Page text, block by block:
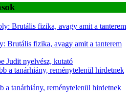
Brutális fizika, avagy amit a tanterem
Brutális fizika, avagy amit a tanterem
Judit nyelvész, kutató
a tanárhiány, reménytelenül hirdetnek
a tanárhiány, reménytelenül hirdetnek